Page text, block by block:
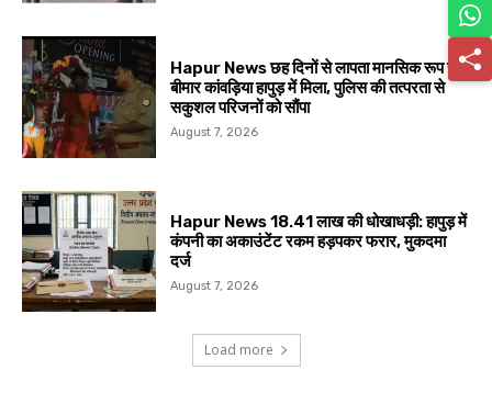
Hapur News छह दिनों से लापता मानसिक रूप से
बीमार कांवड़िया हापुड़ में मिला, पुलिस की तत्परता से
सकुशल परिजनों को सौंपा
August 7, 2026
Hapur News 18.41 लाख की धोखाधड़ी: हापुड़ में
कंपनी का अकाउंटेंट रकम हड़पकर फरार, मुकदमा
दर्ज
August 7, 2026
Load more